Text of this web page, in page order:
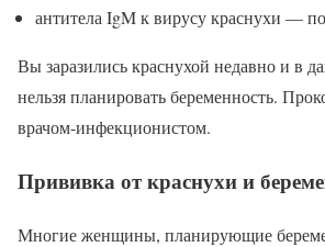
антитела IgM к вирусу краснухи —
Вы заразились краснухой недавно и в
нельзя планировать беременность.
врачом-инфекционистом.
Прививка от краснухи и
Многие женщины, планирующие